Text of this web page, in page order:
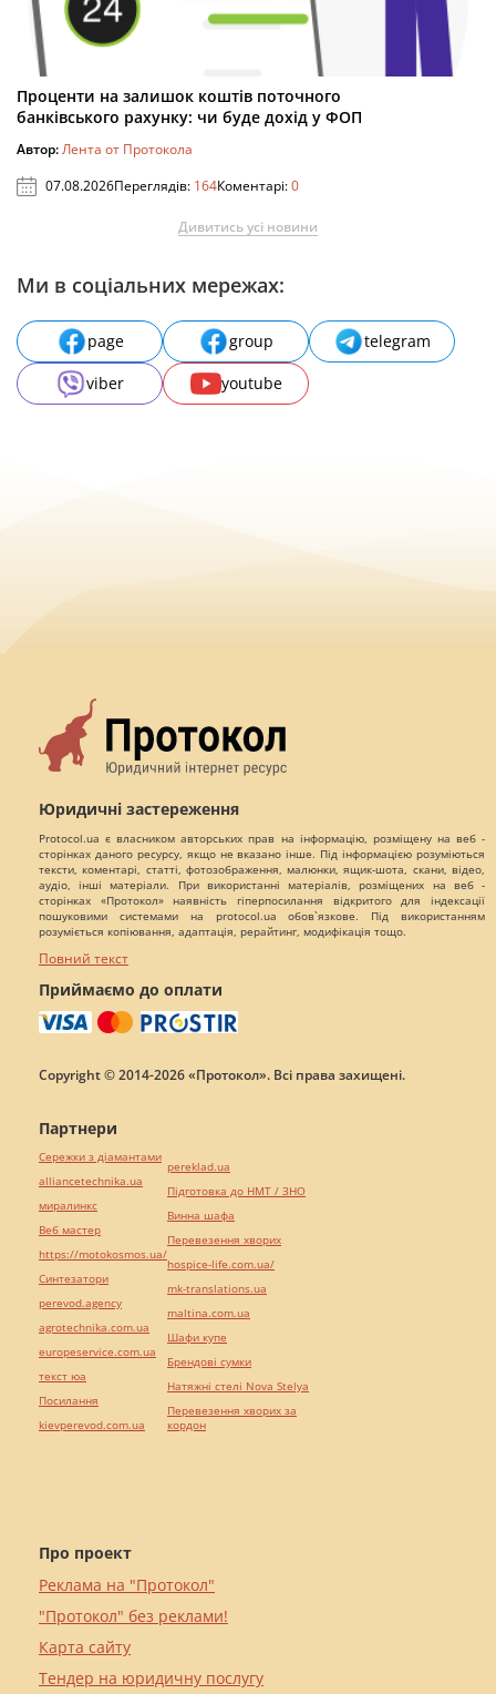
Проценти на залишок коштів поточного
банківського рахунку: чи буде дохід у ФОП
Автор:Лента от Протокола
07.08.2026Переглядів: 164Коментарі:0
Дивитись усі новини
Ми в соціальних мережах:
page group
telegram
viber
youtube
Юридичні застереження
Protocol.ua є власником авторських прав на інформацію, розміщену на веб -
сторінках даного ресурсу, якщо не вказано інше. Під інформацією розуміються
тексти, коментарі, статті, фотозображення, малюнки, ящик-шота, скани, відео,
аудіо, інші матеріали. При використанні матеріалів, розміщених на веб -
сторінках «Протокол» наявність гіперпосилання відкритого для індексації
пошуковими системами на protocol.ua обов`язкове. Під використанням
розуміється копіювання, адаптація, рерайтинг, модифікація тощо.
Повний текст
Приймаємо до оплати
Copyright © 2014-2026 «Протокол». Всі права захищені.
Про проект
Реклама на "Протокол"
"Протокол" без реклами!
Карта сайту
Тендер на юридичну послугу
Партнери
Сережки з діамантами
alliancetechnika.ua
миралинкс
Веб мастер
https://motokosmos.ua/
Синтезатори
perevod.agency
agrotechnika.com.ua
europeservice.com.ua
текст юа
Посилання
kievperevod.com.ua
pereklad.ua
Підготовка до НМТ / ЗНО
Винна шафа
Перевезення хворих
hospice-life.com.ua/
mk-translations.ua
maltina.com.ua
Шафи купе
Брендові сумки
Натяжні стелі Nova Stelya
Перевезення хворих за
кордон